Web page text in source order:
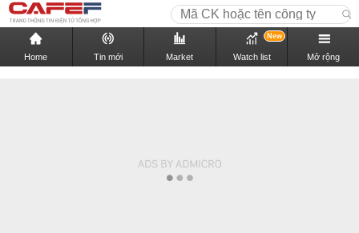
Home Tin mới Market Watch list
New
Mở rộng